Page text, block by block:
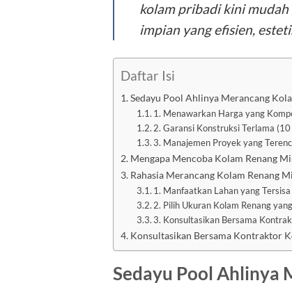
kolam pribadi kini
impian yang efisien,
Daftar Isi
Sedayu Pool Ahlinya Merancang
1. Menawarkan Harga yang
2. Garansi Konstruksi Terlama (10
3. Manajemen Proyek yang
Mengapa Mencoba Kolam Renang
Rahasia Merancang Kolam Renang
1. Manfaatkan Lahan yang
2. Pilih Ukuran Kolam Renang
3. Konsultasikan Bersama
Konsultasikan Bersama Kontraktor
Sedayu Pool Ahlinya